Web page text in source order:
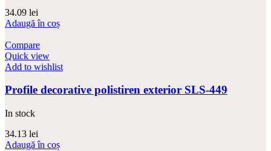
34.09 lei
Adaugă în coș
Compare
Quick view
Add to wishlist
Profile decorative polistiren exterior SLS-449
In stock
34.13 lei
Adaugă în coș